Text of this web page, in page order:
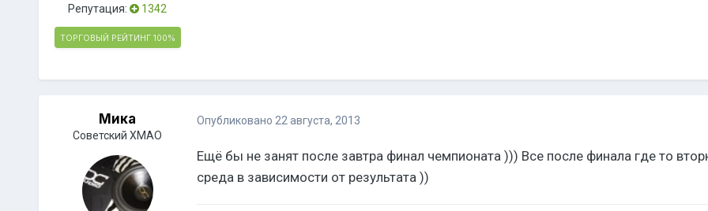
Репутация:
1342
ТОРГОВЫЙ РЕЙТИНГ 100%
Мика
Советский ХМАО
Опубликовано 22 августа, 2013
Ещё бы не занят после завтра финал чемпионата ))) Все после финала где то
среда в зависимости от результата ))